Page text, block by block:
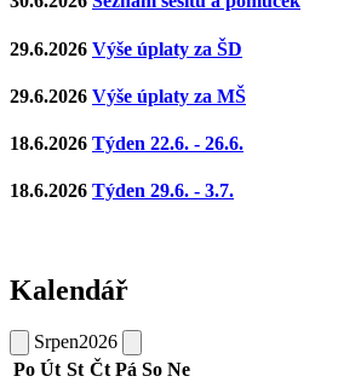
29.6.2026 Výše úplaty za ŠD
29.6.2026 Výše úplaty za MŠ
18.6.2026 Týden 22.6. - 26.6.
18.6.2026 Týden 29.6. - 3.7.
Kalendář
Srpen2026
Po Út St Čt Pá So Ne